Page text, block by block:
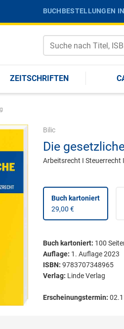
BUCHBESTELLUNGEN
ZEITSCHRIFTEN
Bilic
Die
Arbeitsrecht I Steuerrecht
Buch kartoniert
29,00 €
Buch kartoniert: 100
Auflage: 1. Auflage 2023
ISBN: 9783707348965
Verlag: Linde Verlag
Erscheinungstermin: